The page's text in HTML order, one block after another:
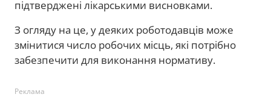
підтверджені лікарськими висновками.
З огляду на це, у деяких роботодавців може
змінитися число робочих місць, які потрібно
забезпечити для виконання нормативу.
Реклама